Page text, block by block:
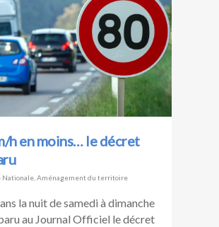
h en moins… le décret
Nationale Aménagement du territoire
la nuit de samedi à dimanche
au Journal Officiel le décret